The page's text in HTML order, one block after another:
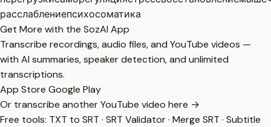
расслаблениепсихосоматика
Get More with the SozAI App
Transcribe recordings, audio files, and YouTube videos —
with AI summaries, speaker detection, and unlimited
transcriptions.
App Store Google Play
Or transcribe another YouTube video here →
Free tools: TXT to SRT · SRT Validator· Merge SRT · Subtitle